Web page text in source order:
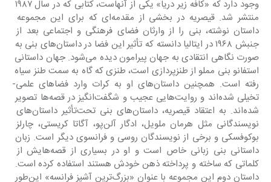
منتشر شد. قیصریه در بخشی از مقدمه‌ای که برای این مجموعه
داستان نوشته، بنی را از وارثان فضای فرهنگی و اجتماعی بعد از
جنبش ١٩٦٨ در ایتالیا دانسته که تأثیر این فضا در داستان‌های بنی به
صورت نگاهی انتقادی به جهان پیرامون دیده می‌شود. جهان داستانی
استفانو بنی مملو از طنزپردازی است، طنزی که گاه به سمت طنز سیاه
رفته است. همچنین داستان‌های او به کرات وارد فضاهای علمی-
تخیلی شده‌اند و روایت‌هایی عجیب و شگفت‌انگیز در قصه‌ها تصویر
شده‌اند. به اعتقاد قیصریه، داستان‌های بنی تحت‌تأثیر داستان‌های
نویسندگانی مثل هرمان ملویل، ادگار آلن‌پو، آگاتا کریستی، چارلز
بوکوفسکی و برخی از نویسندگان روسی و فرانسوی دیگر است. زبان
داستانی بنی زبانی خاص است و او در بسیاری از قصه‌هایش از
کلماتی که ساخته و پرداخته ذهن خودش هستند استفاده کرده است.
داستان دوم این مجموعه با عنوان «بزرگ‌ترین آشپز فرانسه» این‌طور